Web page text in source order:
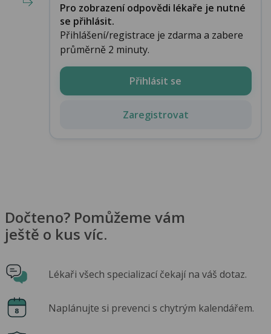
Pro zobrazení odpovědi lékaře je nutné
se přihlásit.
Přihlášení/registrace je zdarma a zabere
průměrně 2 minuty.
Přihlásit se
Zaregistrovat
Dočteno? Pomůžeme vám
ještě o kus víc.
Lékaři všech specializací čekají na váš dotaz.
Naplánujte si prevenci s chytrým kalendářem.